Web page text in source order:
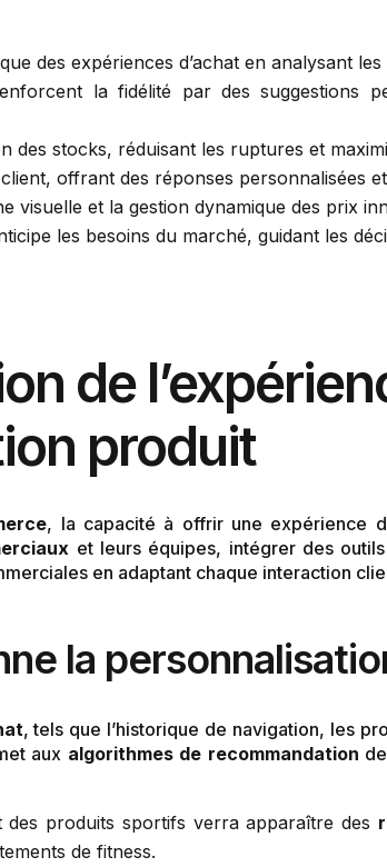
des expériences d’achat en analysant
la fidélité par des suggestions
des stocks, réduisant les ruptures et
offrant des réponses personnalisées
visuelle et la gestion dynamique des prix
les besoins du marché, guidant les
de
produit
, la capacité à offrir une expérience
et leurs équipes, intégrer des outils
en adaptant chaque interaction
la
, tels que l’historique de navigation, les
aux algorithmes de recommandation
produits sportifs verra apparaître des
de fitness.